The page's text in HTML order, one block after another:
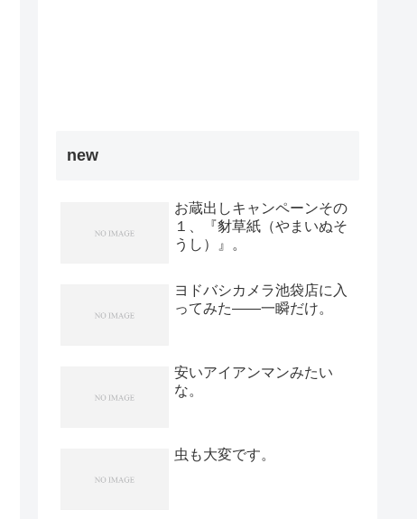
new
お蔵出しキャンペーンその
１、『豺草紙（やまいぬそ
うし）』。
ヨドバシカメラ池袋店に入
ってみた――一瞬だけ。
安いアイアンマンみたい
な。
虫も大変です。